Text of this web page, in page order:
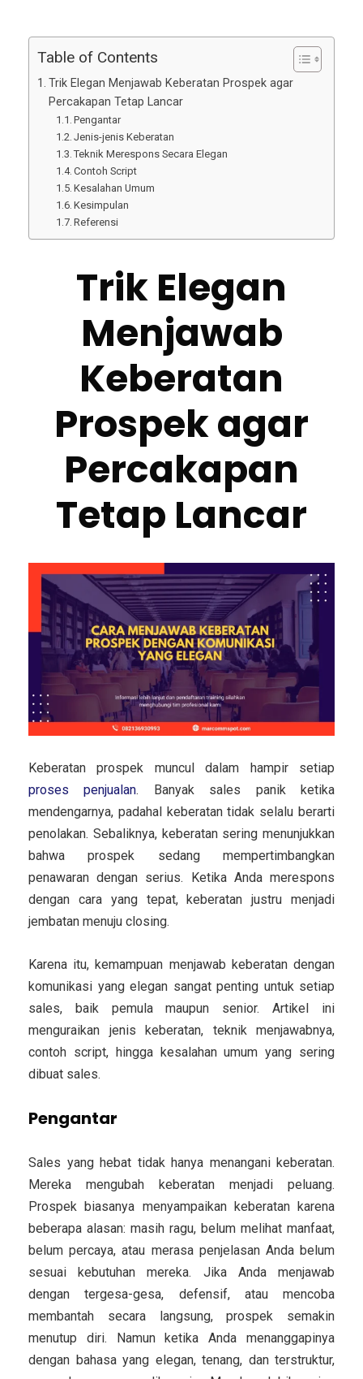
Table of Contents
Trik Elegan Menjawab Keberatan Prospek agar
Percakapan Tetap Lancar
Pengantar
Jenis-jenis Keberatan
Teknik Merespons Secara Elegan
Contoh Script
Kesalahan Umum
Kesimpulan
Referensi
Trik Elegan
Menjawab
Keberatan
Prospek agar
Percakapan
Tetap Lancar
Keberatan prospek muncul dalam hampir setiap
proses penjualan. Banyak sales panik ketika
mendengarnya, padahal keberatan tidak selalu berarti
penolakan. Sebaliknya, keberatan sering menunjukkan
bahwa prospek sedang mempertimbangkan
penawaran dengan serius. Ketika Anda merespons
dengan cara yang tepat, keberatan justru menjadi
jembatan menuju closing.
Karena itu, kemampuan menjawab keberatan dengan
komunikasi yang elegan sangat penting untuk setiap
sales, baik pemula maupun senior. Artikel ini
menguraikan jenis keberatan, teknik menjawabnya,
contoh script, hingga kesalahan umum yang sering
dibuat sales.
Pengantar
Sales yang hebat tidak hanya menangani keberatan.
Mereka mengubah keberatan menjadi peluang.
Prospek biasanya menyampaikan keberatan karena
beberapa alasan: masih ragu, belum melihat manfaat,
belum percaya, atau merasa penjelasan Anda belum
sesuai kebutuhan mereka. Jika Anda menjawab
dengan tergesa-gesa, defensif, atau mencoba
membantah secara langsung, prospek semakin
menutup diri. Namun ketika Anda menanggapinya
dengan bahasa yang elegan, tenang, dan terstruktur,